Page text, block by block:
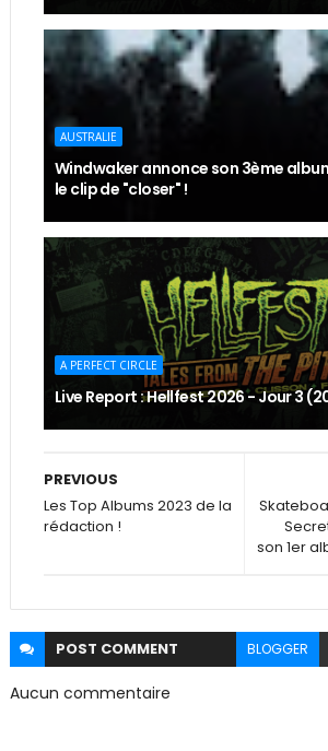
AUSTRALIE
Windwaker annonce son 3ème
le clip de "closer" !
A PERFECT CIRCLE
Live Report : Hellfest 2026 - Jour 3
son 1er
PREVIOUS
Les Top Albums 2023 de la
rédaction !
POST COMMENT BLOGGER
Aucun commentaire